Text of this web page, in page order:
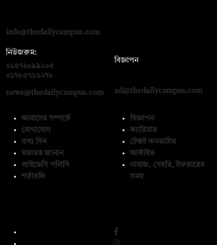
info@thedailycampus.com
নিউজরুম:
০১৫৭২০৯৯১০৫
০১৭৮৫৭১৬২৭৮
news@thedailycampus.com
বিজ্ঞাপন
ad@thedailycampus.com
আমাদের সম্পর্কে
যোগাযোগ
তথ্য দিন
মতামত জানান
প্রাইভেসি পলিসি
শর্তাবলি
বিজ্ঞাপন
ক্যারিয়ার
টেক্সট কনভার্টার
আর্কাইভ
নামাজ, সেহরি, ইফতারের
সময়